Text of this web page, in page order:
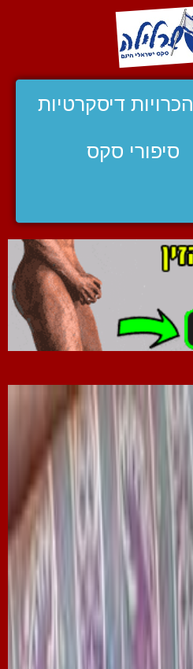
הכרויות דיסקרטיות
סיפורי סקס